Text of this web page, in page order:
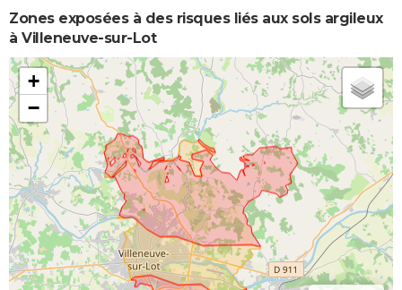
Zones exposées à des risques liés aux sols argileux
à Villeneuve-sur-Lot
+
−